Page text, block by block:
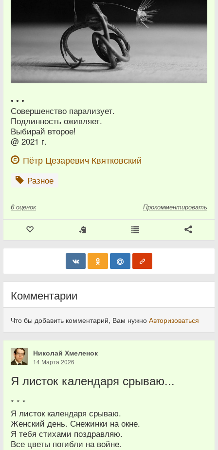
• • •
Совершенство парализует.
Подлинность оживляет.
Выбирай второе!
@ 2021 г.
Пётр Цезаревич Квятковский
Разное
6 оценок Прокомментировать
Комментарии
Что бы добавить комментарий, Вам нужно Авторизоваться
Николай Хмеленок
14 Марта 2026
Я листок календаря срываю...
* * *
Я листок календаря срываю.
Женский день. Снежинки на окне.
Я тебя стихами поздравляю.
Все цветы погибли на войне.